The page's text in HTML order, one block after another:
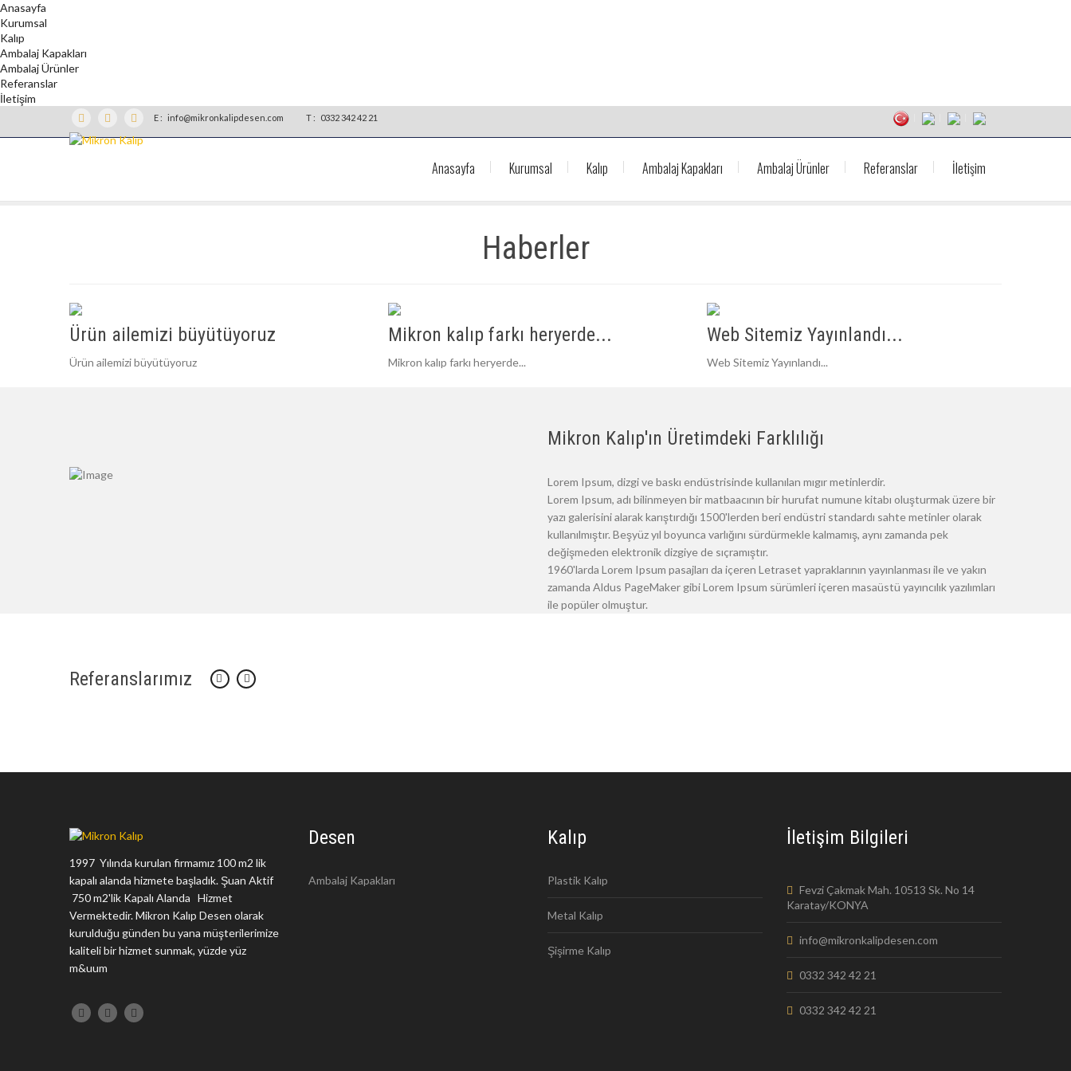
Anasayfa
Kurumsal
Kalıp
Ambalaj Kapakları
Ambalaj Ürünler
Referanslar
İletişim
E : info@mikronkalipdesen.com T : 0332 342 42 21
Anasayfa Kurumsal Kalıp Ambalaj Kapakları Ambalaj Ürünler Referanslar İletişim
Haberler
Ürün ailemizi büyütüyoruz
Ürün ailemizi büyütüyoruz
Mikron kalıp farkı heryerde...
Mikron kalıp farkı heryerde...
Web Sitemiz Yayınlandı...
Web Sitemiz Yayınlandı...
Mikron Kalıp'ın Üretimdeki Farklılığı
Lorem Ipsum, dizgi ve baskı endüstrisinde kullanılan mıgır metinlerdir.
Lorem Ipsum, adı bilinmeyen bir matbaacının bir hurufat numune kitabı oluşturmak üzere bir
yazı galerisini alarak karıştırdığı 1500'lerden beri endüstri standardı sahte metinler olarak
kullanılmıştır. Beşyüz yıl boyunca varlığını sürdürmekle kalmamış, aynı zamanda pek
değişmeden elektronik dizgiye de sıçramıştır.
1960'larda Lorem Ipsum pasajları da içeren Letraset yapraklarının yayınlanması ile ve yakın
zamanda Aldus PageMaker gibi Lorem Ipsum sürümleri içeren masaüstü yayıncılık yazılımları
ile popüler olmuştur.
Referanslarımız
1997 Yılında kurulan firmamız 100 m2 lik
kapalı alanda hizmete başladık. Şuan Aktif
750 m2'lik Kapalı Alanda Hizmet
Vermektedir. Mikron Kalıp Desen olarak
kurulduğu günden bu yana müşterilerimize
kaliteli bir hizmet sunmak, yüzde yüz
m&uum
Desen
Ambalaj Kapakları
Kalıp
Plastik Kalıp
Metal Kalıp
Şişirme Kalıp
İletişim Bilgileri
Fevzi Çakmak Mah. 10513 Sk. No 14
Karatay/KONYA
info@mikronkalipdesen.com
0332 342 42 21
0332 342 42 21